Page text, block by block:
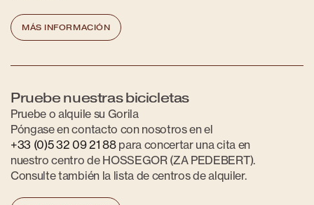
MÁS INFORMACIÓN
Pruebe nuestras bicicletas
Pruebe o alquile su Gorila
Póngase en contacto con nosotros en el
+33 (0)5 32 09 21 88para concertar una cita en
nuestro centro de HOSSEGOR (ZA PEDEBERT).
Consulte también la lista de centros de alquiler.